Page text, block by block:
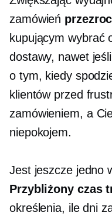
zamówień
kupującym wybrać
dostawy, nawet
o tym, kiedy
klientów przed
zamówieniem, a
niepokojem.
Jest jeszcze jedno
Przybliżony czas
określenia, ile dni